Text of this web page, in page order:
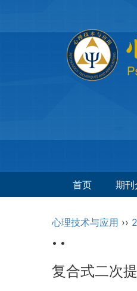
首页 期刊
心理技术与应用 ››
• •
复合式二次